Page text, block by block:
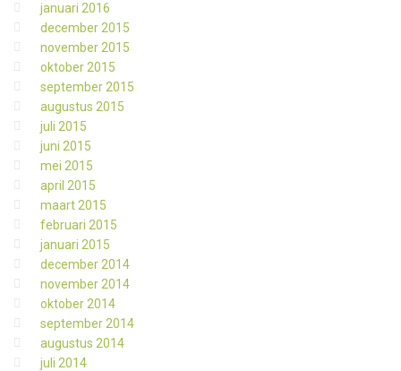
januari 2016
december 2015
november 2015
oktober 2015
september 2015
augustus 2015
juli 2015
juni 2015
mei 2015
april 2015
maart 2015
februari 2015
januari 2015
december 2014
november 2014
oktober 2014
september 2014
augustus 2014
juli 2014